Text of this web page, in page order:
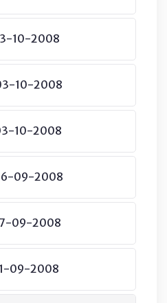
10-2008
10-2008
10-2008
09-2008
09-2008
09-2008